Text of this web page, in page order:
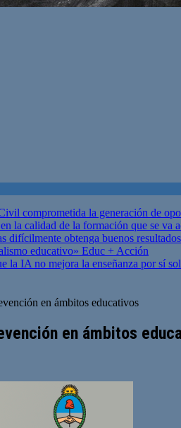
comprometida la generación de
la calidad de la formación que se va
difícilmente obtenga buenos
educativo» Educ + Acción
la IA no mejora la enseñanza por sí
en ámbitos educativos
en ámbitos